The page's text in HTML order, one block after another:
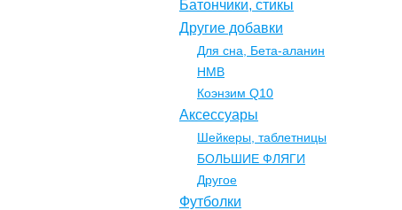
Батончики, стикы
Другие добавки
Для сна, Бета-аланин
НМВ
Коэнзим Q10
Аксессуары
Шейкеры, таблетницы
БОЛЬШИЕ ФЛЯГИ
Другое
Футболки